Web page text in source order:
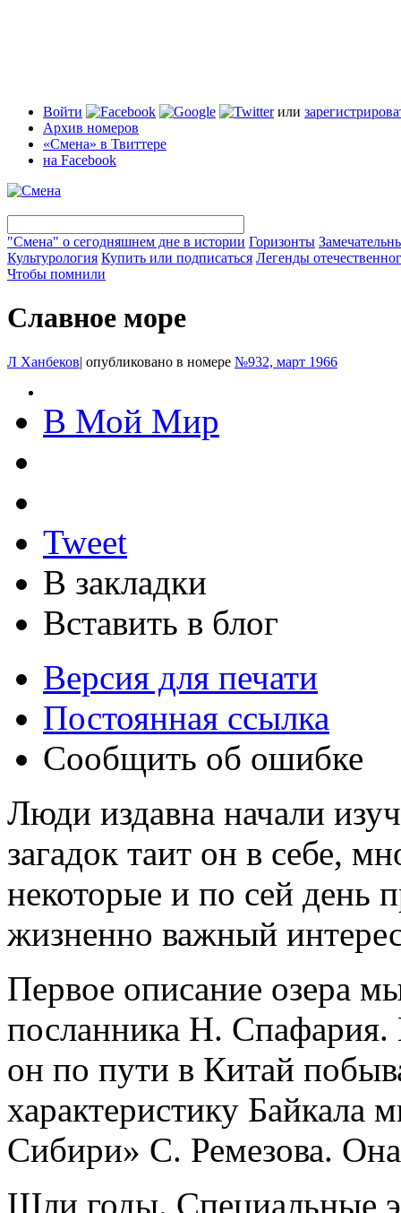
Войти или
Архив номеров
«Смена» в Твиттере
на Facebook
"Смена" о сегодняшнем дне в истории Горизонты
Культурология Купить или подписаться Легенды
Чтобы помнили
Славное море
Л Ханбеков| опубликовано в номере №932, март 1966
В Мой Мир
Tweet
В закладки
Вставить в блог
Версия для печати
Постоянная ссылка
Сообщить об ошибке
Люди издавна начали
загадок таит он в себе,
некоторые и по сей день
жизненно важный
Первое описание озера
посланника Н.
он по пути в Китай
характеристику
Сибири» С. Ремезова.
Шли годы. Специальные